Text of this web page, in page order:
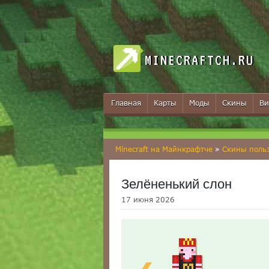
MINECRAFTCH.RU
Главная Карты Моды Скины
Minecraft на Майнкрафтче » Скины
Зелёненький слон
17 июня 2026